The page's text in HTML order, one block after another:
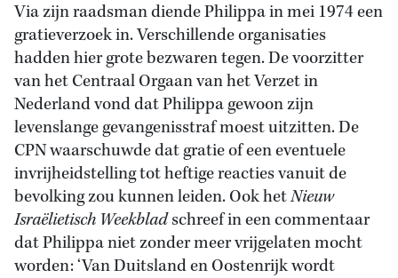
Via zijn raadsman diende Philippa in mei 1974 een
gratieverzoek in. Verschillende organisaties
hadden hier grote bezwaren tegen. De voorzitter
van het Centraal Orgaan van het Verzet in
Nederland vond dat Philippa gewoon zijn
levenslange gevangenisstraf moest uitzitten. De
CPN waarschuwde dat gratie of een eventuele
invrijheidstelling tot heftige reacties vanuit de
bevolking zou kunnen leiden. Ook hetNieuw
Israëlietisch Weekbladschreef in een commentaar
dat Philippa niet zonder meer vrijgelaten mocht
worden: ‘Van Duitsland en Oostenrijk wordt